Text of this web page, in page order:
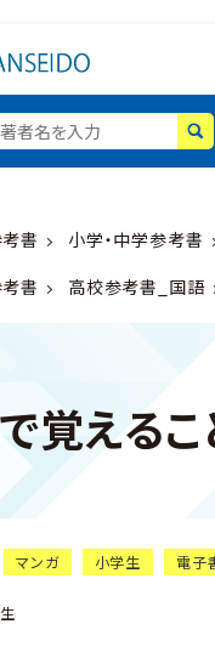
書 小学・中学参考書
書 高校参考書_国語
覚える
マンガ 小学生 電子